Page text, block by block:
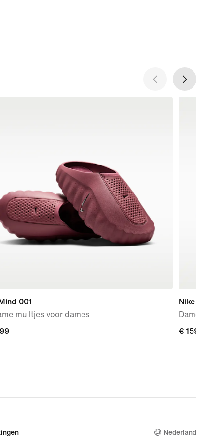
001
muiltjes voor dames
Nike
€ 159,99
€ 159,99
Nederland